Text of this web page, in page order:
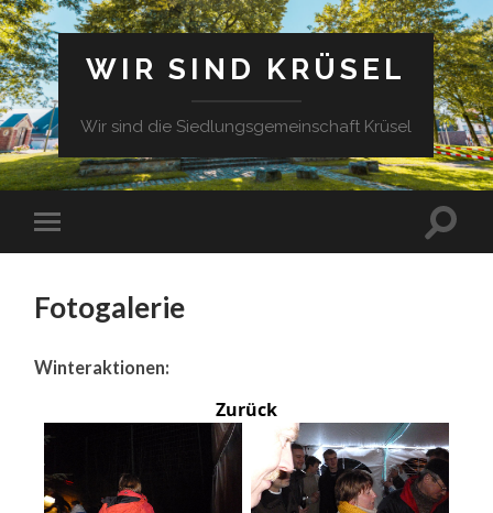
WIR SIND KRÜSEL
Wir sind die Siedlungsgemeinschaft Krüsel
Fotogalerie
Winteraktionen:
Zurück